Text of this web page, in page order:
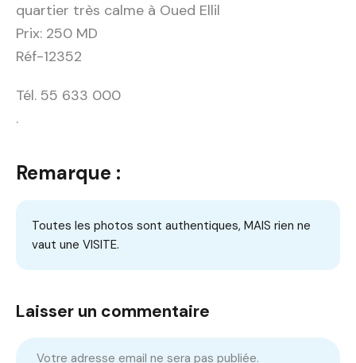
quartier très calme à Oued Ellil
Prix: 250 MD
Réf-12352
Tél. 55 633 000
.
Remarque :
Toutes les photos sont authentiques, MAIS rien ne
vaut une VISITE.
Laisser un commentaire
Votre adresse email ne sera pas publiée.